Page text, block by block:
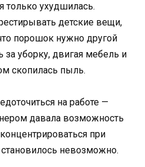
только ухудшилась.
детские вещи,
порошок нужно другой
за уборку, двигая мебель и
скопилась пыль.
на работе —
давала возможность
при
невозможно.